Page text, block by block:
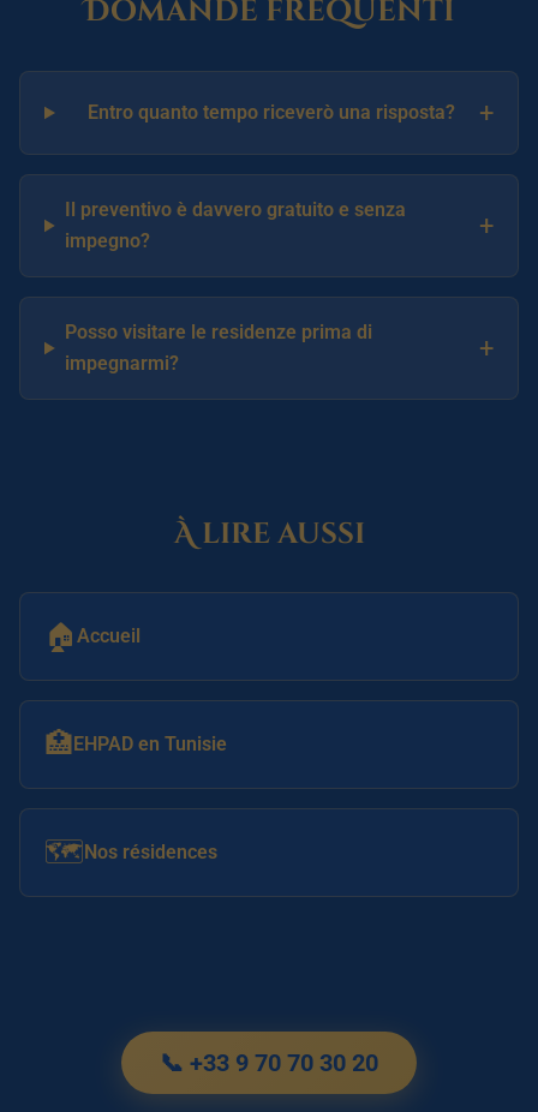
Domande frequenti
Entro quanto tempo riceverò una risposta? +
Il preventivo è davvero gratuito e senza
impegno?
+
Posso visitare le residenze prima di
impegnarmi?
+
À lire aussi
🏠 Accueil
🏥EHPAD en Tunisie
🗺️Nos résidences
📞 +33 9 70 70 30 20